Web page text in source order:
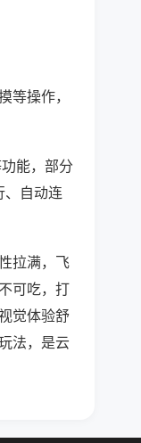
等操作，
能，部分
、自动连
拉满，飞
可吃，打
觉体验舒
法，是云